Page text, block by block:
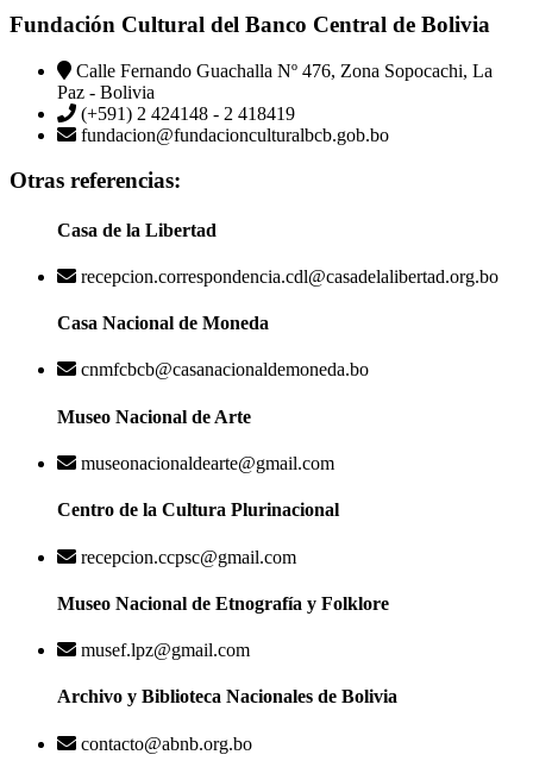
Fundación Cultural del Banco Central de Bolivia
Calle Fernando Guachalla Nº 476, Zona Sopocachi, La
Paz - Bolivia
(+591) 2 424148 - 2 418419
fundacion@fundacionculturalbcb.gob.bo
Otras referencias:
Casa de la Libertad
recepcion.correspondencia.cdl@casadelalibertad.org.bo
Casa Nacional de Moneda
cnmfcbcb@casanacionaldemoneda.bo
Museo Nacional de Arte
museonacionaldearte@gmail.com
Centro de la Cultura Plurinacional
recepcion.ccpsc@gmail.com
Museo Nacional de Etnografía y Folklore
musef.lpz@gmail.com
Archivo y Biblioteca Nacionales de Bolivia
contacto@abnb.org.bo